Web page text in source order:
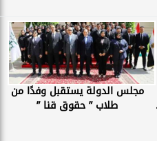
مجلس الدولة يستقبل وفدًا من
طلاب ” حقوق قنا ”